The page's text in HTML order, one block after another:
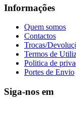
Informações
Quem somos
Contactos
Trocas/
Termos de
Politica de
Portes de Envio
Siga-nos em